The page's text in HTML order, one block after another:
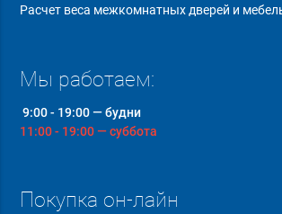
Расчет веса межкомнатных дверей и
Мы работаем:
9:00 - 19:00 — будни
11:00 - 19:00 — суббота
Покупка он-лайн